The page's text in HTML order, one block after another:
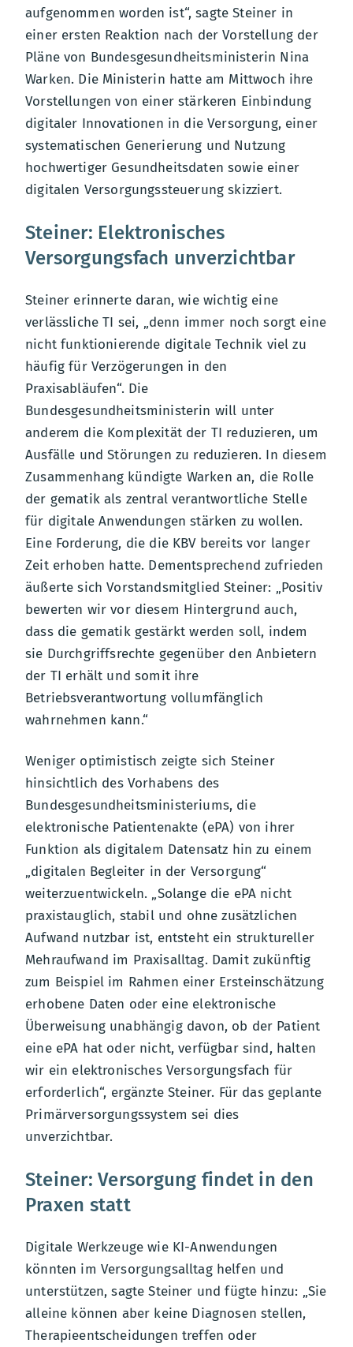
aufgenommen worden ist“, sagte Steiner in
einer ersten Reaktion nach der Vorstellung der
Pläne von Bundesgesundheitsministerin Nina
Warken. Die Ministerin hatte am Mittwoch ihre
Vorstellungen von einer stärkeren Einbindung
digitaler Innovationen in die Versorgung, einer
systematischen Generierung und Nutzung
hochwertiger Gesundheitsdaten sowie einer
digitalen Versorgungssteuerung skizziert.
Steiner: Elektronisches
Versorgungsfach unverzichtbar
Steiner erinnerte daran, wie wichtig eine
verlässliche TI sei, „denn immer noch sorgt eine
nicht funktionierende digitale Technik viel zu
häufig für Verzögerungen in den
Praxisabläufen“. Die
Bundesgesundheitsministerin will unter
anderem die Komplexität der TI reduzieren, um
Ausfälle und Störungen zu reduzieren. In diesem
Zusammenhang kündigte Warken an, die Rolle
der gematik als zentral verantwortliche Stelle
für digitale Anwendungen stärken zu wollen.
Eine Forderung, die die KBV bereits vor langer
Zeit erhoben hatte. Dementsprechend zufrieden
äußerte sich Vorstandsmitglied Steiner: „Positiv
bewerten wir vor diesem Hintergrund auch,
dass die gematik gestärkt werden soll, indem
sie Durchgriffsrechte gegenüber den Anbietern
der TI erhält und somit ihre
Betriebsverantwortung vollumfänglich
wahrnehmen kann.“
Weniger optimistisch zeigte sich Steiner
hinsichtlich des Vorhabens des
Bundesgesundheitsministeriums, die
elektronische Patientenakte (ePA) von ihrer
Funktion als digitalem Datensatz hin zu einem
„digitalen Begleiter in der Versorgung“
weiterzuentwickeln. „Solange die ePA nicht
praxistauglich, stabil und ohne zusätzlichen
Aufwand nutzbar ist, entsteht ein struktureller
Mehraufwand im Praxisalltag. Damit zukünftig
zum Beispiel im Rahmen einer Ersteinschätzung
erhobene Daten oder eine elektronische
Überweisung unabhängig davon, ob der Patient
eine ePA hat oder nicht, verfügbar sind, halten
wir ein elektronisches Versorgungsfach für
erforderlich“, ergänzte Steiner. Für das geplante
Primärversorgungssystem sei dies
unverzichtbar.
Steiner: Versorgung findet in den
Praxen statt
Digitale Werkzeuge wie KI-Anwendungen
könnten im Versorgungsalltag helfen und
unterstützen, sagte Steiner und fügte hinzu: „Sie
alleine können aber keine Diagnosen stellen,
Therapieentscheidungen treffen oder